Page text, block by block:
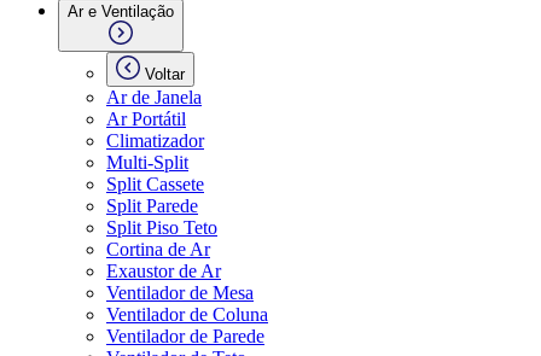
Ar e Ventilação
Voltar
Ar de Janela
Ar Portátil
Climatizador
Multi-Split
Split Cassete
Split Parede
Split Piso Teto
Cortina de Ar
Exaustor de Ar
Ventilador de Mesa
Ventilador de Coluna
Ventilador de Parede